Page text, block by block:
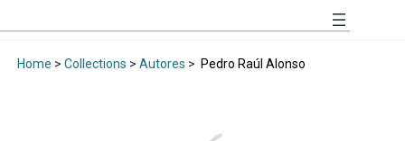
Home > Collections > Autores > Pedro Raúl Alonso